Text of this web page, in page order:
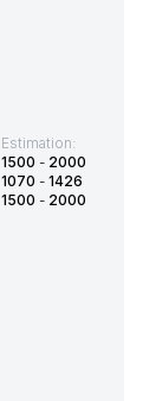
Estimation:
1500 - 2000
1070 - 1426
1500 - 2000